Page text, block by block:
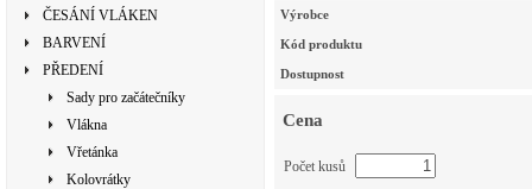
ČESÁNÍ VLÁKEN
BARVENÍ
PŘEDENÍ
Sady pro začátečníky
Vlákna
Vřetánka
Kolovrátky
Výrobce
Kód produktu
Dostupnost
Cena
Počet kusů